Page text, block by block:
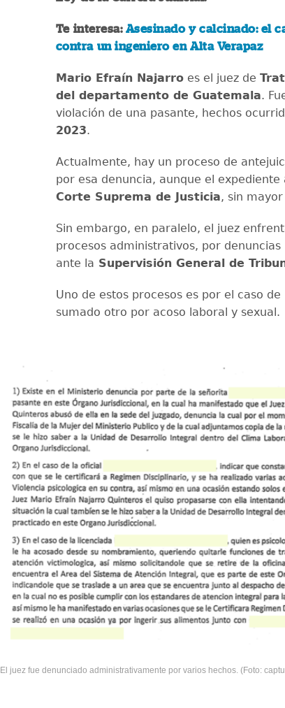
Te interesa: Asesinado y calcinado: el
contra un ingeniero en Alta Verapaz
Mario Efraín Najarro es el juez de
del departamento de Guatemala.
violación de una pasante, hechos
2023.
Actualmente, hay un proceso de
por esa denuncia, aunque el expediente
Corte Suprema de Justicia, sin
Sin embargo, en paralelo, el juez
procesos administrativos, por
ante la Supervisión General de
Uno de estos procesos es por el caso de
sumado otro por acoso laboral y sexual.
El juez fue denunciado administrativamente por varios hechos. (Foto: